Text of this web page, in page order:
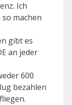
Ich
machen
gibt es
an jeder
600
bezahlen